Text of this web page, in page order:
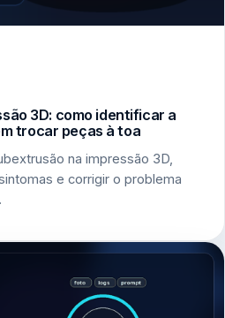
3D: como identificar a
trocar peças à toa
na impressão 3D,
e corrigir o problema